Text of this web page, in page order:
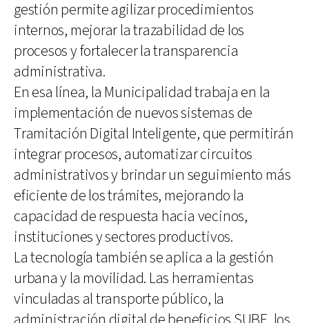
gestión permite agilizar procedimientos
internos, mejorar la trazabilidad de los
procesos y fortalecer la transparencia
administrativa.
En esa línea, la Municipalidad trabaja en la
implementación de nuevos sistemas de
Tramitación Digital Inteligente, que permitirán
integrar procesos, automatizar circuitos
administrativos y brindar un seguimiento más
eficiente de los trámites, mejorando la
capacidad de respuesta hacia vecinos,
instituciones y sectores productivos.
La tecnología también se aplica a la gestión
urbana y la movilidad. Las herramientas
vinculadas al transporte público, la